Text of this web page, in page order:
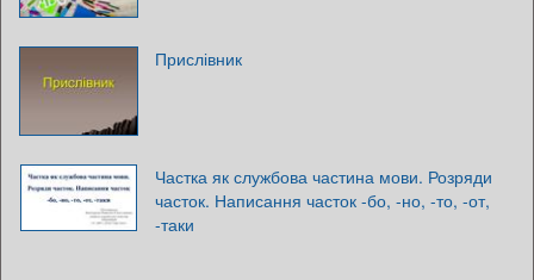
Прислівник
Частка як службова частина мови. Розряди
часток. Написання часток -бо, -но, -то, -от,
-таки